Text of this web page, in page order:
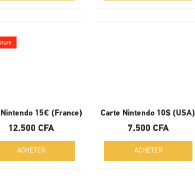
15€ (France)
12.500 CFA
ACHETER
Carte Nintendo 10$ (USA)
7.500 CFA
ACHETER